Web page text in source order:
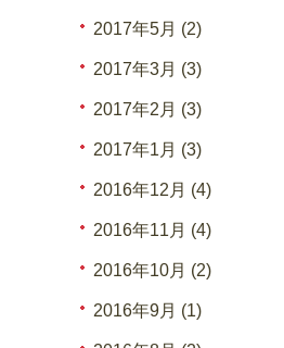
2017年5月 (2)
2017年3月 (3)
2017年2月 (3)
2017年1月 (3)
2016年12月 (4)
2016年11月 (4)
2016年10月 (2)
2016年9月 (1)